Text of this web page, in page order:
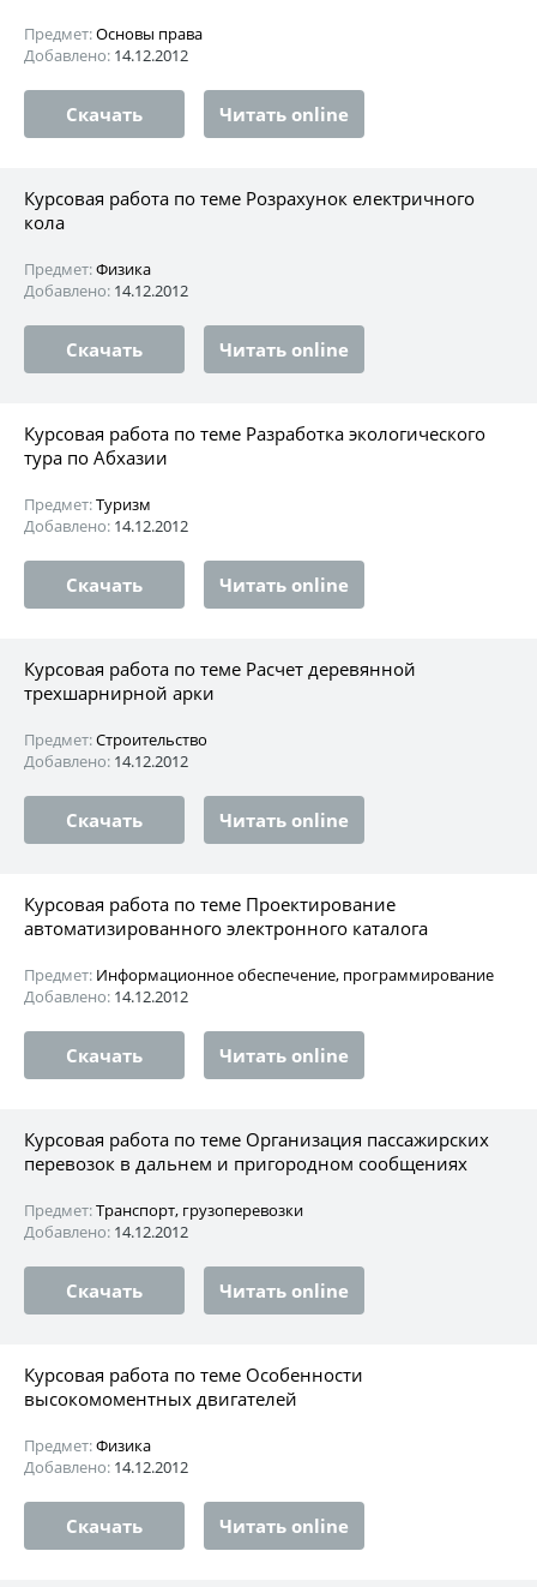
Предмет:Основы права
Добавлено: 14.12.2012
Скачать Читать online
Курсовая работа по теме Розрахунок електричного
кола
Предмет:Физика
Добавлено: 14.12.2012
Скачать Читать online
Курсовая работа по теме Разработка экологического
тура по Абхазии
Предмет:Туризм
Добавлено: 14.12.2012
Скачать Читать online
Курсовая работа по теме Расчет деревянной
трехшарнирной арки
Предмет:Строительство
Добавлено: 14.12.2012
Скачать Читать online
Курсовая работа по теме Проектирование
автоматизированного электронного каталога
Предмет: Информационное обеспечение, программирование
Добавлено: 14.12.2012
Скачать Читать online
Курсовая работа по теме Организация пассажирских
перевозок в дальнем и пригородном сообщениях
Предмет:Транспорт, грузоперевозки
Добавлено: 14.12.2012
Скачать Читать online
Курсовая работа по теме Особенности
высокомоментных двигателей
Предмет:Физика
Добавлено: 14.12.2012
Скачать Читать online